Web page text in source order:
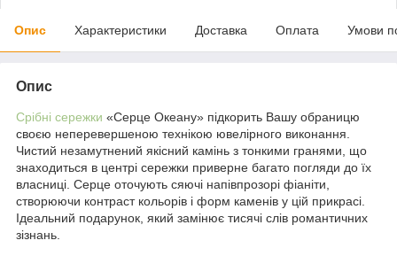
Опис Характеристики Доставка Оплата Умови
Опис
Срібні сережки «Серце Океану» підкорить Вашу обраницю
своєю неперевершеною технікою ювелірного виконання.
Чистий незамутнений якісний камінь з тонкими гранями, що
знаходиться в центрі сережки приверне багато погляди до їх
власниці. Серце оточують сяючі напівпрозорі фіаніти,
створюючи контраст кольорів і форм каменів у цій прикрасі.
Ідеальний подарунок, який замінює тисячі слів романтичних
зізнань.